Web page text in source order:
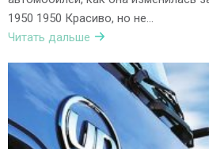
1950 1950 Красиво, но не…
Читать дальше